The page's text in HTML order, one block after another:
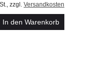
zzgl. Versandkosten
In den Warenkorb